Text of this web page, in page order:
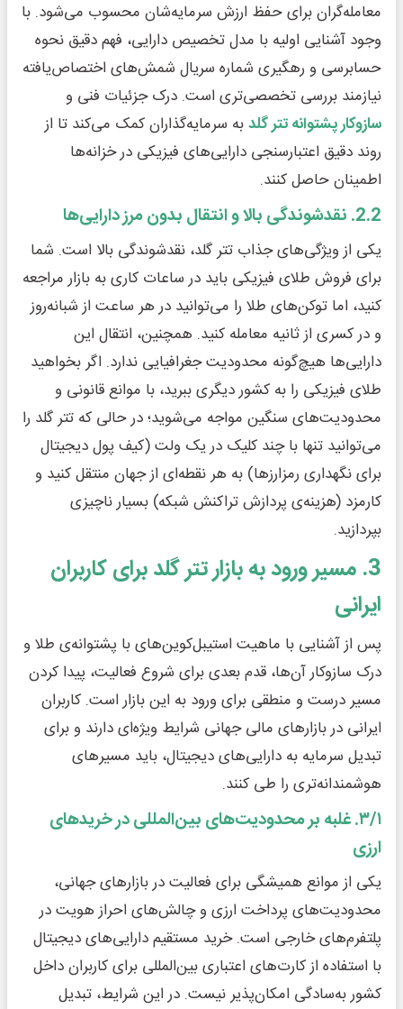
معامله‌گران برای حفظ ارزش سرمایه‌شان محسوب می‌شود. با
وجود آشنایی اولیه با مدل تخصیص دارایی، فهم دقیق نحوه
حسابرسی و رهگیری شماره سریال شمش‌های اختصاص‌یافته
نیازمند بررسی تخصصی‌تری است. درک جزئیات فنی و
سازوکار پشتوانه تتر گلدبه سرمایه‌گذاران کمک می‌کند تا از
روند دقیق اعتبارسنجی دارایی‌های فیزیکی در خزانه‌ها
اطمینان حاصل کنند.
2.2. نقدشوندگی بالا و انتقال بدون مرز دارایی‌ها
یکی از ویژگی‌های جذاب تتر گلد، نقدشوندگی بالا است. شما
برای فروش طلای فیزیکی باید در ساعات کاری به بازار مراجعه
کنید، اما توکن‌های طلا را می‌توانید در هر ساعت از شبانه‌روز
و در کسری از ثانیه معامله کنید. همچنین، انتقال این
دارایی‌ها هیچ‌گونه محدودیت جغرافیایی ندارد. اگر بخواهید
طلای فیزیکی را به کشور دیگری ببرید، با موانع قانونی و
محدودیت‌های سنگین مواجه می‌شوید؛ در حالی که تتر گلد را
می‌توانید تنها با چند کلیک در یک ولت (کیف پول دیجیتال
برای نگهداری رمزارزها) به هر نقطه‌ای از جهان منتقل کنید و
کارمزد (هزینه‌ی پردازش تراکنش شبکه) بسیار ناچیزی
بپردازید.
3. مسیر ورود به بازار تتر گلد برای کاربران
ایرانی
پس از آشنایی با ماهیت استیبل‌کوین‌های با پشتوانه‌ی طلا و
درک سازوکار آن‌ها، قدم بعدی برای شروع فعالیت، پیدا کردن
مسیر درست و منطقی برای ورود به این بازار است. کاربران
ایرانی در بازارهای مالی جهانی شرایط ویژه‌ای دارند و برای
تبدیل سرمایه به دارایی‌های دیجیتال، باید مسیرهای
هوشمندانه‌تری را طی کنند.
۳/۱. غلبه بر محدودیت‌های بین‌المللی در خریدهای
ارزی
یکی از موانع همیشگی برای فعالیت در بازارهای جهانی،
محدودیت‌های پرداخت ارزی و چالش‌های احراز هویت در
پلتفرم‌های خارجی است. خرید مستقیم دارایی‌های دیجیتال
با استفاده از کارت‌های اعتباری بین‌المللی برای کاربران داخل
کشور به‌سادگی امکان‌پذیر نیست. در این شرایط، تبدیل